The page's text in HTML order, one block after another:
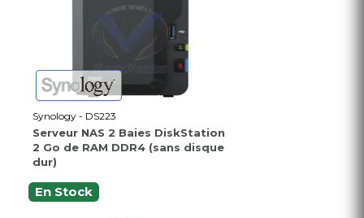
Synology - DS223
Serveur NAS 2 Baies DiskStation
2 Go de RAM DDR4 (sans disque
dur)
En Stock